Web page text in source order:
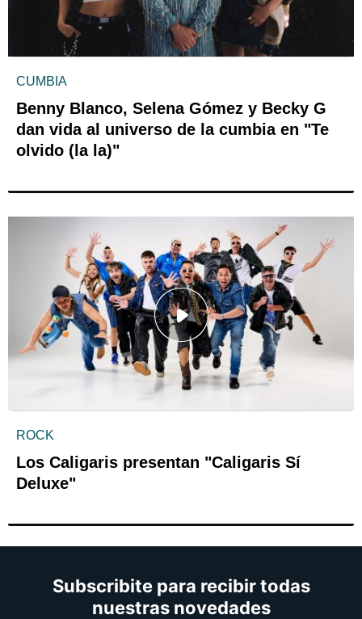
CUMBIA
Benny Blanco, Selena Gómez y Becky G
dan vida al universo de la cumbia en "Te
olvido (la la)"
ROCK
Los Caligaris presentan "Caligaris Sí
Deluxe"
Subscribite para recibir todas
nuestras novedades